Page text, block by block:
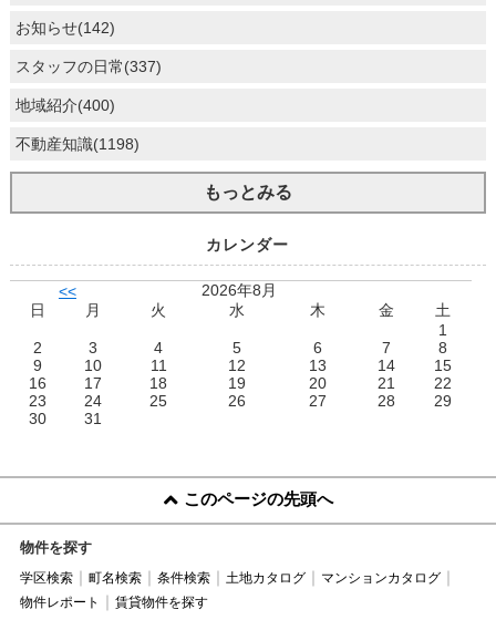
お知らせ(142)
スタッフの日常(337)
地域紹介(400)
不動産知識(1198)
もっとみる
カレンダー
<<
2026年8月
日
月 火 水 木 金
土
1
2
3 4 5 6 7
8
9
10 11 12 13 14
15
16
17 18 19 20 21
22
23
24 25 26 27 28
29
30
31
このページの先頭へ
物件を探す
学区検索 町名検索 条件検索 土地カタログ
マンションカタログ
物件レポート
賃貸物件を探す